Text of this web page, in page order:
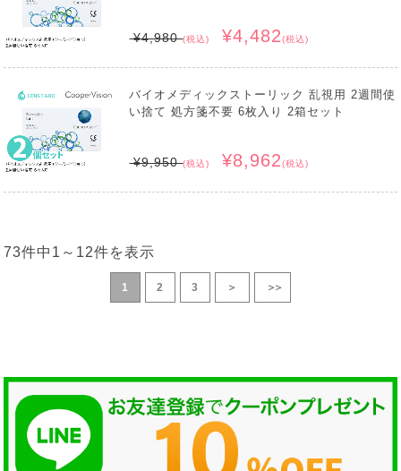
¥4,980(税込) ¥4,482(税込)
バイオメディックストーリック 乱視用 2週間使
い捨て 処方箋不要 6枚入り 2箱セット
¥9,950(税込) ¥8,962(税込)
73件中 1 ～ 12件を表示
1 2 3 ＞ ＞＞